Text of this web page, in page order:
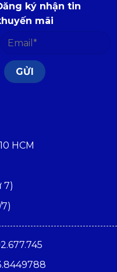
ký nhận tin
mãi
HCM
7)